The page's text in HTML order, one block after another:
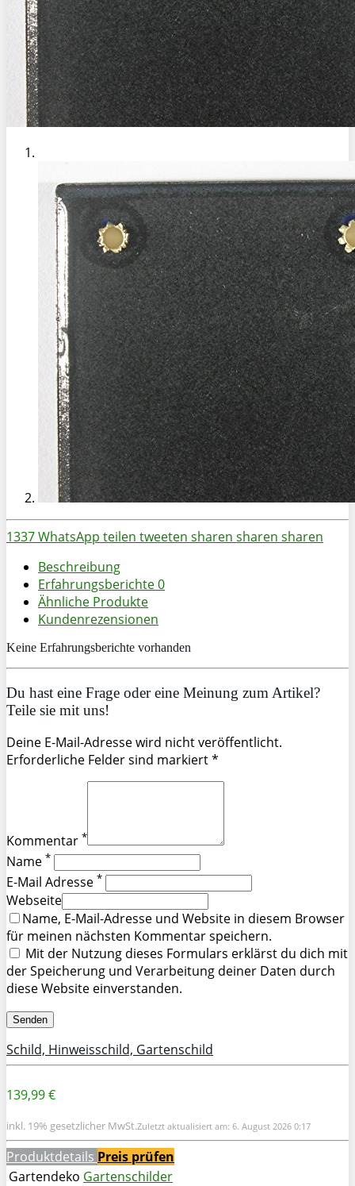
1337WhatsApp teilen tweeten sharen sharen sharen
Beschreibung
Erfahrungsberichte0
Ähnliche Produkte
Kundenrezensionen
Keine Erfahrungsberichte vorhanden
Du hast eine Frage oder eine Meinung zum Artikel?
Teile sie mit uns!
Deine E-Mail-Adresse wird nicht veröffentlicht.
Erforderliche Felder sind markiert *
Kommentar *
Name *
E-Mail Adresse *
Webseite
Name, E-Mail-Adresse und Website in diesem Browser
für meinen nächsten Kommentar speichern.
Mit der Nutzung dieses Formulars erklärst du dich mit
der Speicherung und Verarbeitung deiner Daten durch
diese Website einverstanden.
Schild, Hinweisschild, Gartenschild
139,99 €
inkl. 19% gesetzlicher MwSt.Zuletzt aktualisiert am: 6. August 2026 0:17
Produktdetails Preis prüfen
Gartendeko Gartenschilder